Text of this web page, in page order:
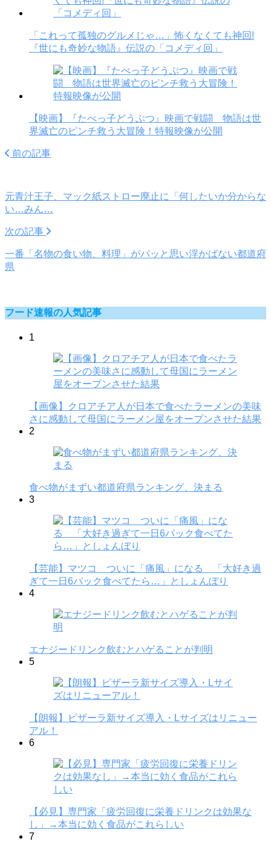
「これって孤独のグルメじゃ…」怖くなくても神回!
『世にも奇妙な物語』伝説の「コメディ回」
【映画】『たべっ子どうぶつ』映画で戦闘 物語は世
界滅亡のピンチ救う大冒険！特報映像が公開
前の記事
元青汁王子、マック紙ストロー廃止に「何したいか分からな
い…みん…
次の記事
一番「名物の食い物、料理」がパッと思い浮かばない都道府
県
フード速報の人気記事
1
【画像】クロアチア人が日本で食べたラーメンの美味
さに感動して母国にラーメン屋をオープンさせた結果
2
食べ物がまずい都道府県ランキング、決まる
3
【芸能】マツコ ついに「痛風」になる 「大好き過
ぎて一日6パック食べてたら…」としょんぼり
4
エナジードリンク飲むとハゲることが判明
5
【朗報】ピザーラ新サイズ導入・Lサイズはリニュー
アル！
6
【必見】専門家「疲労回復に栄養ドリンクは効果な
し」→本当に効く食品がこれらしい
7